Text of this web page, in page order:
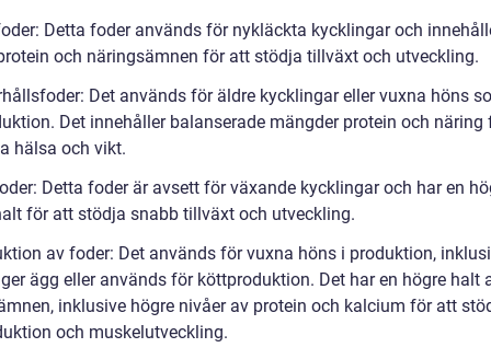
Detta foder används för nykläckta kycklingar och
och näringsämnen för att stödja tillväxt och utveckling.
Det används för äldre kycklingar eller vuxna höns
Det innehåller balanserade mängder protein och näring
hälsa och vikt.
Detta foder är avsett för växande kycklingar och har en
för att stödja snabb tillväxt och utveckling.
av foder: Det används för vuxna höns i produktion,
ägg eller används för köttproduktion. Det har en högre halt
inklusive högre nivåer av protein och kalcium för att
och muskelutveckling.